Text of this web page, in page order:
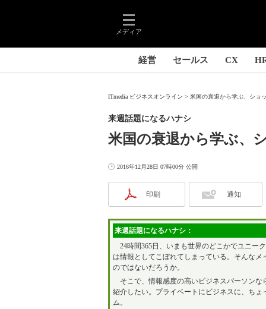
メディア
経営 セールス CX
ITmedia ビジネスオンライン 米国の衰退から学ぶ、ショ
米国の衰退から学ぶ、
来週話題になるハナシ
2016年12月28日 07時00分 公開
印刷 通知
来週話題になるハナシ：
24時間365日、いまも世界のどこかでユニー
は情報としてこぼれてしまっている。そんな
のではないだろうか。
そこで、情報感度の高いビジネスパーソンな
紹介したい。プライベートにビジネスに、ち
ム。